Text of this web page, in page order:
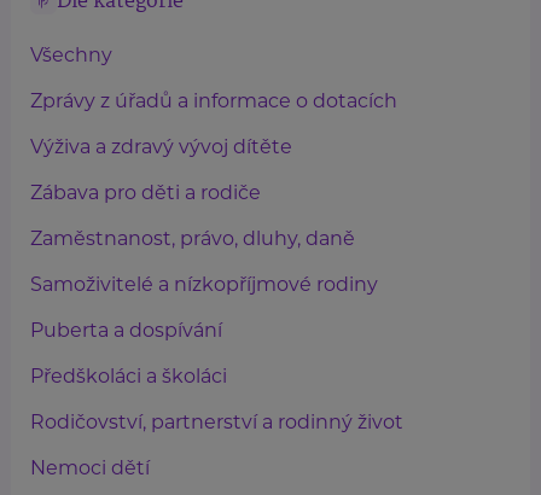
Všechny
Zprávy z úřadů a informace o dotacích
Výživa a zdravý vývoj dítěte
Zábava pro děti a rodiče
Zaměstnanost, právo, dluhy, daně
Samoživitelé a nízkopříjmové rodiny
Puberta a dospívání
Předškoláci a školáci
Rodičovství, partnerství a rodinný život
Nemoci dětí